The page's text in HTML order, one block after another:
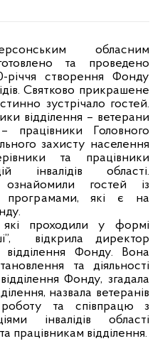
обласним
та проведено
річчя створення Фонду
Святково прикрашене
зустрічало гостей.
відділення – ветерани
працівники Головного
захисту населення
та працівники
інвалідів області.
ознайомили гостей із
програмами, які є на
які проходили у формі
відкрила директор
відділення Фонду. Вона
та діяльності
Фонду, згадала
назвала ветеранів
та співпрацю з
інвалідів області
та працівникам відділення.